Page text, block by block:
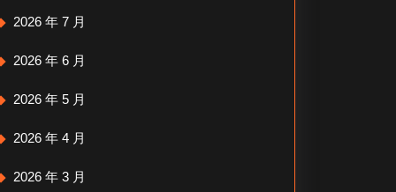
2026 年 7 月
2026 年 6 月
2026 年 5 月
2026 年 4 月
2026 年 3 月